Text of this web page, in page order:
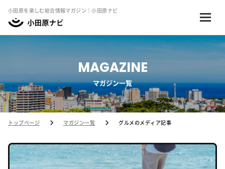
小田原を楽しむ総合情報マガジン｜小田原ナビ
MAGAZINE
マガジン一覧
トップページ マガジン一覧 グルメのメディア記事